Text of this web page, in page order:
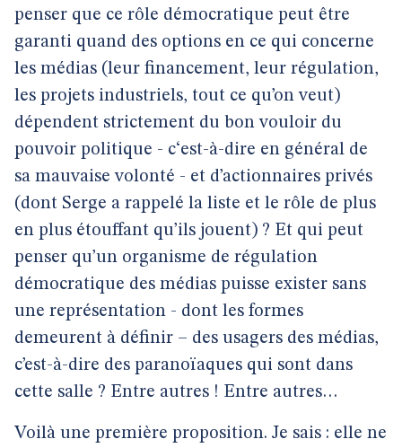
penser que ce rôle démocratique peut être
garanti quand des options en ce qui concerne
les médias (leur financement, leur régulation,
les projets industriels, tout ce qu’on veut)
dépendent strictement du bon vouloir du
pouvoir politique - c‘est-à-dire en général de
sa mauvaise volonté - et d’actionnaires privés
(dont Serge a rappelé la liste et le rôle de plus
en plus étouffant qu’ils jouent) ? Et qui peut
penser qu’un organisme de régulation
démocratique des médias puisse exister sans
une représentation - dont les formes
demeurent à définir – des usagers des médias,
c’est-à-dire des paranoïaques qui sont dans
cette salle ? Entre autres ! Entre autres…
Voilà une première proposition. Je sais : elle ne